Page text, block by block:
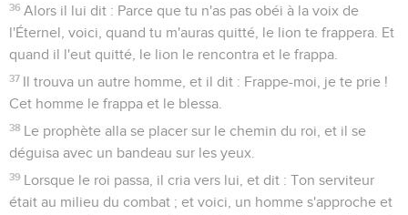
36 Alors il lui dit : Parce que tu n'as pas obéi à la voix de
l'Éternel, voici, quand tu m'auras quitté, le lion te frappera. Et
quand il l'eut quitté, le lion le rencontra et le frappa.
37 Il trouva un autre homme, et il dit : Frappe-moi, je te prie !
Cet homme le frappa et le blessa.
38 Le prophète alla se placer sur le chemin du roi, et il se
déguisa avec un bandeau sur les yeux.
39 Lorsque le roi passa, il cria vers lui, et dit : Ton serviteur
était au milieu du combat ; et voici, un homme s'approche et